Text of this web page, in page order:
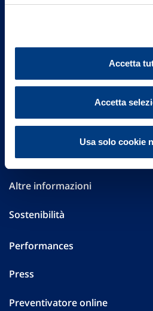
Accetta
Accetta
Usa solo cookie
Governance
Investor Relations
Altre informazioni
Sostenibilità
Performances
Press
Preventivatore online